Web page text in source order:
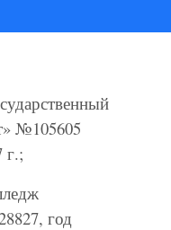
№105605
г.;
год